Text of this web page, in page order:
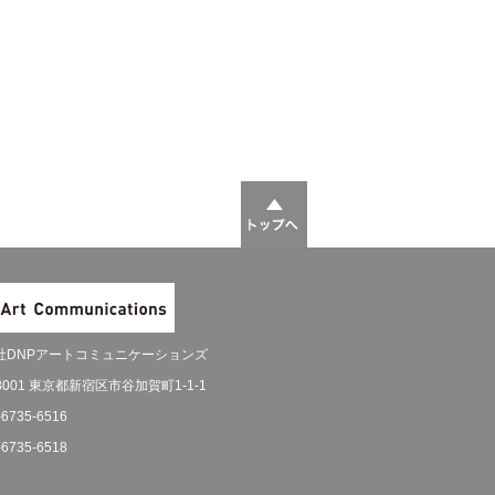
DNPアートコミュニケーションズ
東京都新宿区市谷加賀町1-1-1
6516
6518